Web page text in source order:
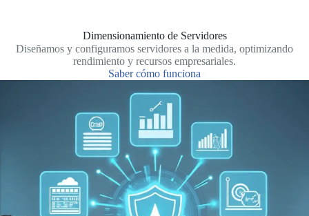
Dimensionamiento de Servidores
Diseñamos y configuramos servidores a la medida, optimizando
rendimiento y recursos empresariales.
Saber cómo funciona